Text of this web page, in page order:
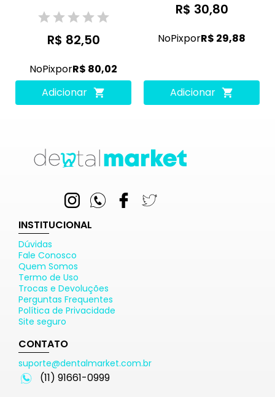
R$ 82,50
NoPixporR$ 80,02
Adicionar
R$ 30,80
NoPixporR$ 29,88
Adicionar
INSTITUCIONAL
Dúvidas
Fale Conosco
Quem Somos
Termo de Uso
Trocas e Devoluções
Perguntas Frequentes
Política de Privacidade
Site seguro
CONTATO
suporte@dentalmarket.com.br
(11) 91661-0999